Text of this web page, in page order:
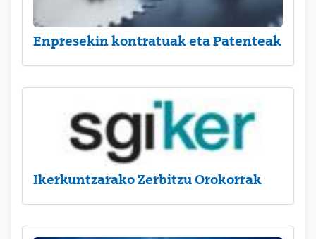
Enpresekin kontratuak eta Patenteak
Ikerkuntzarako Zerbitzu Orokorrak